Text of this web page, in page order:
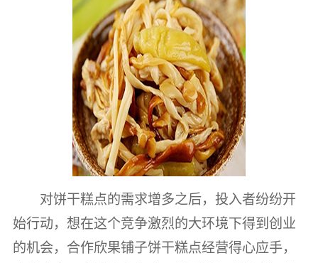
对饼干糕点的需求增多之后，投入者纷纷开
始行动，想在这个竞争激烈的大环境下得到创业
的机会，合作欣果铺子饼干糕点经营得心应手，